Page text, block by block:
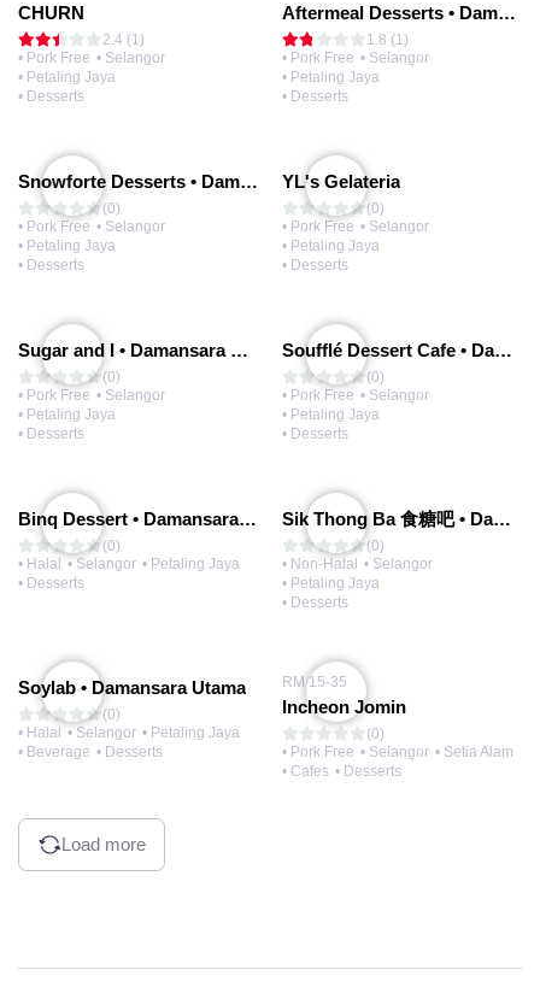
CHURN
2.4 (1)
• Pork Free • Selangor
• Petaling Jaya
• Desserts
Aftermeal Desserts • Damansara Utama
1.8 (1)
• Pork Free • Selangor
• Petaling Jaya
• Desserts
Snowforte Desserts • Damansara Uptown
(0)
• Pork Free • Selangor
• Petaling Jaya
• Desserts
YL's Gelateria
(0)
• Pork Free • Selangor
• Petaling Jaya
• Desserts
Sugar and I • Damansara Utama
(0)
• Pork Free • Selangor
• Petaling Jaya
• Desserts
Soufflé Dessert Cafe • Damansara Uptown
(0)
• Pork Free • Selangor
• Petaling Jaya
• Desserts
Binq Dessert • Damansara Uptown
(0)
• Halal • Selangor • Petaling Jaya
• Desserts
Sik Thong Ba 食糖吧 • Damansara Uptown
(0)
• Non-Halal • Selangor
• Petaling Jaya
• Desserts
Soylab • Damansara Utama
(0)
• Halal • Selangor • Petaling Jaya
• Beverage • Desserts
RM 15-35
Incheon Jomin
(0)
• Pork Free • Selangor • Setia Alam
• Cafes • Desserts
Load more